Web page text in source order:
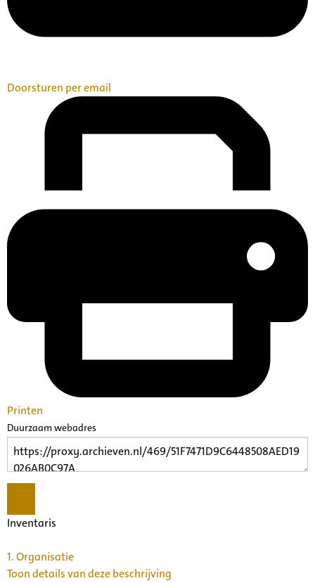
Doorsturen per email
Printen
Duurzaam webadres
Inventaris
1.Organisatie
Toon details van deze beschrijving